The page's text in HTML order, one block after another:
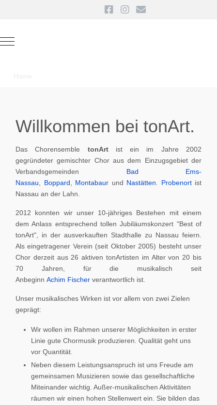
Mobile Menu Toggle
Home
Willkommen bei tonArt.
Das Chorensemble tonArt ist ein im Jahre 2002
gegründeter gemischter Chor aus dem Einzugsgebiet der
Verbandsgemeinden Bad Ems-
Nassau
Boppard Montabaur und Nastätten Probenortist
Nassau an der Lahn.
2012 konnten wir unser 10-jähriges Bestehen mit einem
dem Anlass entsprechend tollen Jubiläumskonzert "Best of
tonArt", in der ausverkauften Stadthalle zu Nassau feiern.
Als eingetragener Verein (seit Oktober 2005) besteht unser
Chor derzeit aus 26 aktiven tonArtisten im Alter von 20 bis
70 Jahren, für die musikalisch seit
Anbeginn Achim Fischer verantwortlich ist.
Unser musikalisches Wirken ist vor allem von zwei Zielen
geprägt:
Wir wollen im Rahmen unserer Möglichkeiten in erster
Linie gute Chormusik produzieren. Qualität geht uns
vor Quantität.
Neben diesem Leistungsanspruch ist uns Freude am
gemeinsamen Musizieren sowie das gesellschaftliche
Miteinander wichtig. Außer-musikalischen Aktivitäten
räumen wir einen hohen Stellenwert ein. Sie bilden das